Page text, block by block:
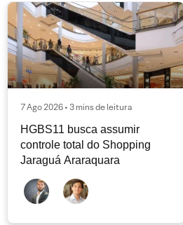
7 Ago 2026 • 3 mins de leitura
HGBS11 busca assumir
controle total do Shopping
Jaraguá Araraquara